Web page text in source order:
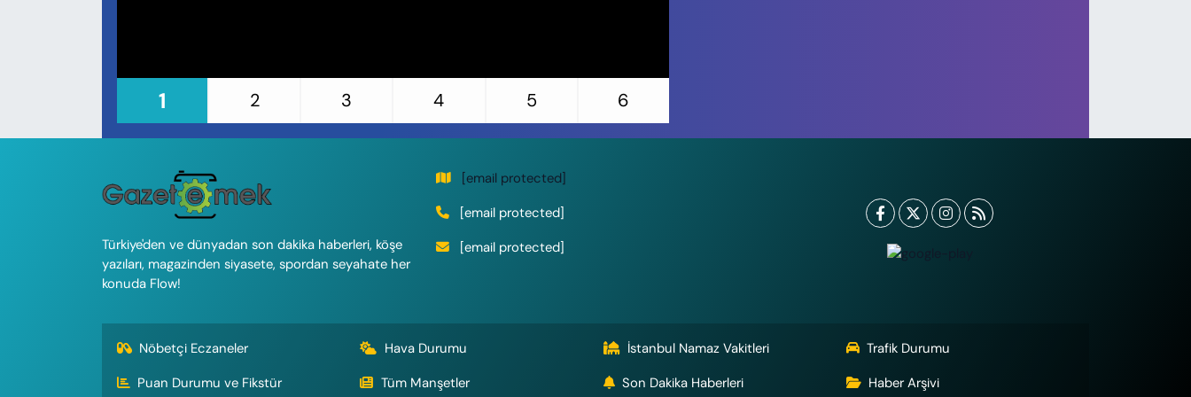
1 2 3 4 5 6
Türkiye'den ve dünyadan son dakika haberleri, köşe
yazıları, magazinden siyasete, spordan seyahate her
konuda Flow!
[email protected]
[email protected]
[email protected]
Nöbetçi Eczaneler Hava Durumu İstanbul Namaz Vakitleri
Trafik Durumu
Puan Durumu ve Fikstür
Tüm Manşetler Son Dakika Haberleri Haber Arşivi
KÜLTÜR-SANAT
MAGAZİN
YAZAR KÖŞESİ
SİYASET